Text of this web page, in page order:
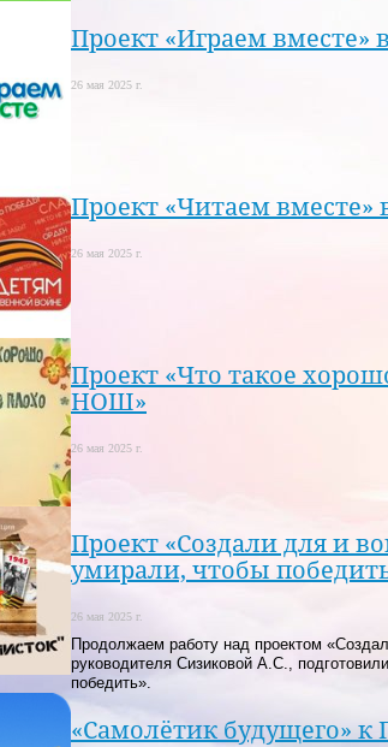
Проект «Играем
26 мая 2025 г.
Проект «Читаем
26 мая 2025 г.
Проект «Что такое
НОШ»
26 мая 2025 г.
Проект «Создали для и
умирали, чтобы
26 мая 2025 г.
Продолжаем работу над проектом
руководителя Сизиковой А.С.,
победить».
«Самолётик будущего» к